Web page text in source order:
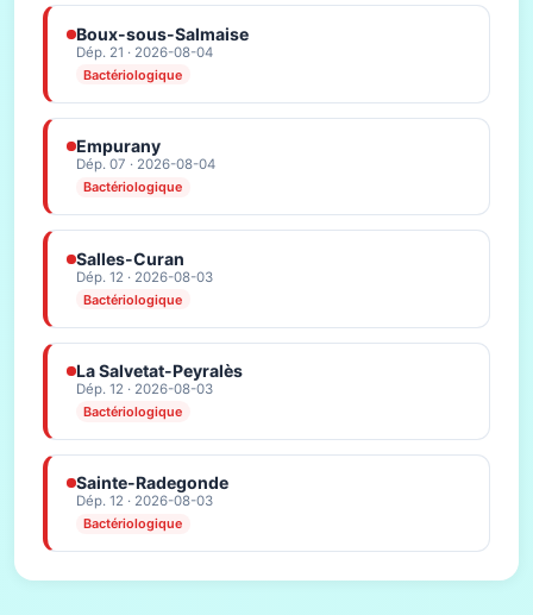
Boux-sous-Salmaise
Dép. 21 · 2026-08-04
Bactériologique
Empurany
Dép. 07 · 2026-08-04
Bactériologique
Salles-Curan
Dép. 12 · 2026-08-03
Bactériologique
La Salvetat-Peyralès
Dép. 12 · 2026-08-03
Bactériologique
Sainte-Radegonde
Dép. 12 · 2026-08-03
Bactériologique